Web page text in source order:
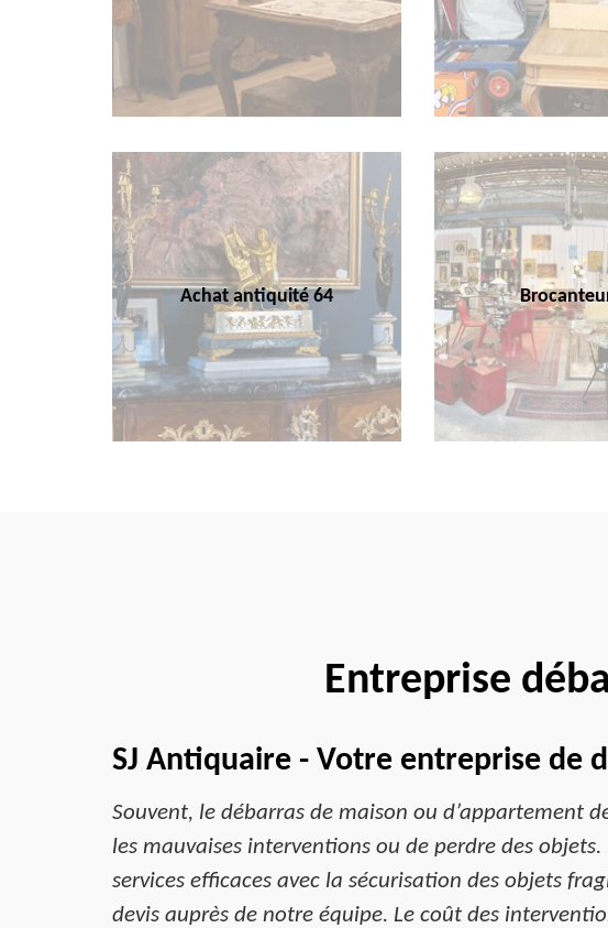
Achat antiquité 64
Entreprise
SJ Antiquaire - Votre entreprise de
Souvent, le débarras de maison ou d’appartement
les mauvaises interventions ou de perdre des
services efficaces avec la sécurisation des objets
devis auprès de notre équipe. Le coût des